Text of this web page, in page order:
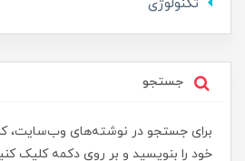
تکنولوژی
جستجو
برای جستجو در نوشته‌های وب‌سایت،
خود را بنویسید و بر روی دکمه کلیک